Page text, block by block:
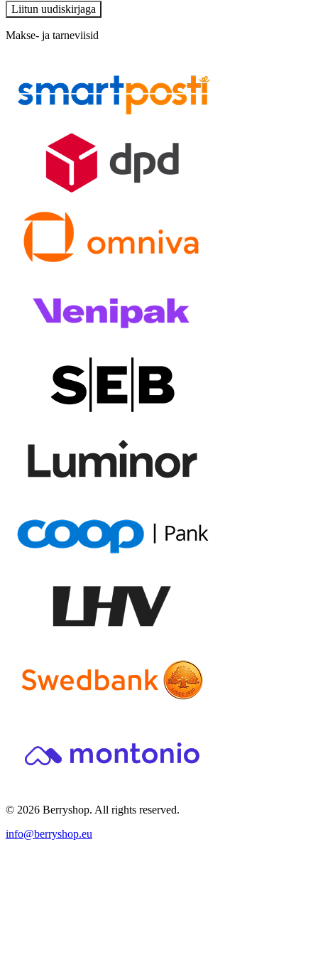
Liitun uudiskirjaga
Makse- ja tarneviisid
© 2026 Berryshop. All rights reserved.
info@berryshop.eu